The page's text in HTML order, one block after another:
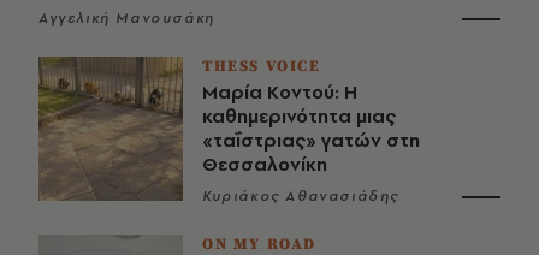
Αγγελική Μανουσάκη
THESS VOICE
Μαρία Κοντού: Η
καθημερινότητα μιας
«ταΐστριας» γατών στη
Θεσσαλονίκη
Κυριάκος Αθανασιάδης
ON MY ROAD